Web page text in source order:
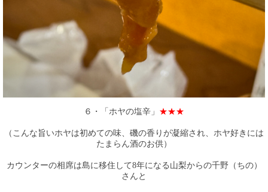
６・「ホヤの塩辛」 ★★★
（こんな旨いホヤは初めての味、磯の香りが凝縮され、ホヤ好きには
たまらん酒のお供）
カウンターの相席は島に移住して8年になる山梨からの千野（ちの）
さんと